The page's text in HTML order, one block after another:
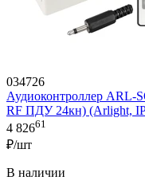
034726
Аудиоконтроллер ARL-
RF ПДУ 24кн) (Arlight,
4 82661
₽/шт
В наличии